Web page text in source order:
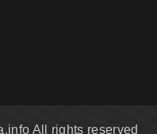
All rights reserved